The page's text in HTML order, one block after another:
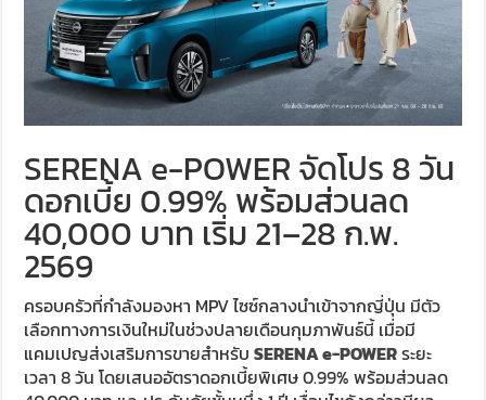
SERENA e-POWER จัดโปร 8 วัน
ดอกเบี้ย 0.99% พร้อมส่วนลด
40,000 บาท เริ่ม 21–28 ก.พ.
2569
ครอบครัวที่กำลังมองหา MPV ไซซ์กลางนำเข้าจากญี่ปุ่น มีตัว
เลือกทางการเงินใหม่ในช่วงปลายเดือนกุมภาพันธ์นี้ เมื่อมี
แคมเปญส่งเสริมการขายสำหรับSERENA e-POWERระยะ
เวลา 8 วัน โดยเสนออัตราดอกเบี้ยพิเศษ 0.99% พร้อมส่วนลด